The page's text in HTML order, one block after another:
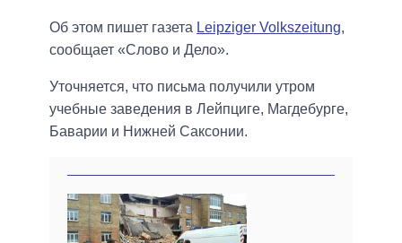
Об этом пишет газета Leipziger Volkszeitung,
сообщает «Слово и Дело».
Уточняется, что письма получили утром
учебные заведения в Лейпциге, Магдебурге,
Баварии и Нижней Саксонии.